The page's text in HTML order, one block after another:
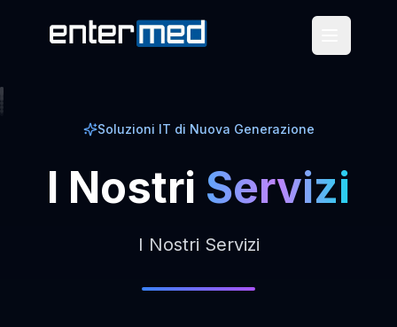
Soluzioni IT di Nuova Generazione
I Nostri Servizi
I Nostri Servizi